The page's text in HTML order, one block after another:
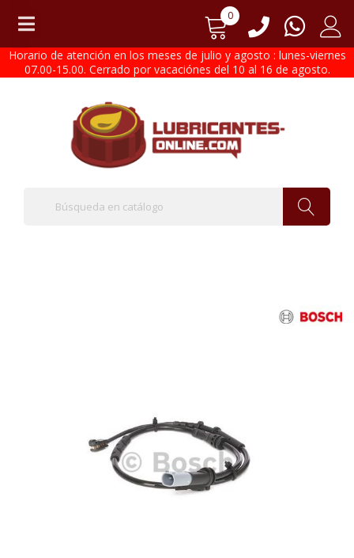
0
Horario de atención en los meses de julio y agosto : lunes-viernes
07.00-15.00. Cerrado por vacaciónes del 10 al 16 de agosto.